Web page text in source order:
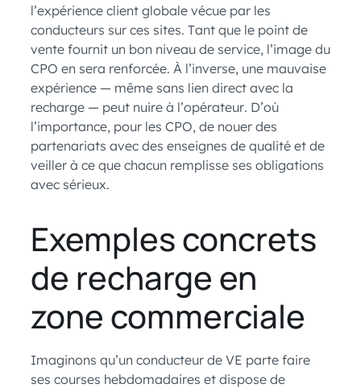
l’expérience client globale vécue par les
conducteurs sur ces sites. Tant que le point de
vente fournit un bon niveau de service, l’image du
CPO en sera renforcée. À l’inverse, une mauvaise
expérience — même sans lien direct avec la
recharge — peut nuire à l’opérateur. D’où
l’importance, pour les CPO, de nouer des
partenariats avec des enseignes de qualité et de
veiller à ce que chacun remplisse ses obligations
avec sérieux.
Exemples concrets
de recharge en
zone commerciale
Imaginons qu’un conducteur de VE parte faire
ses courses hebdomadaires et dispose de